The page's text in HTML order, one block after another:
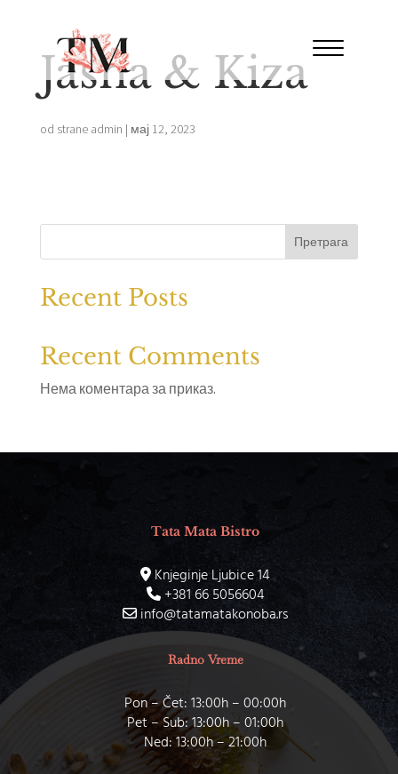
Jasna & Kiza
od strane admin | мај 12, 2023
Претрага
Recent Posts
Recent Comments
Нема коментара за приказ.
Tata Mata Bistro
Knjeginje Ljubice 14
+381 66 5056604
info@tatamatakonoba.rs
Radno Vreme
Pon – Čet: 13:00h – 00:00h
Pet – Sub: 13:00h – 01:00h
Ned: 13:00h – 21:00h